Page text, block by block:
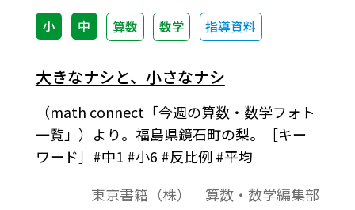
小 中 算数 数学 指導資料
大きなナシと、小さなナシ
（math connect「今週の算数・数学フォト
一覧」）より。福島県鏡石町の梨。［キー
ワード］#中1 #小6 #反比例 #平均
東京書籍（株） 算数・数学編集部